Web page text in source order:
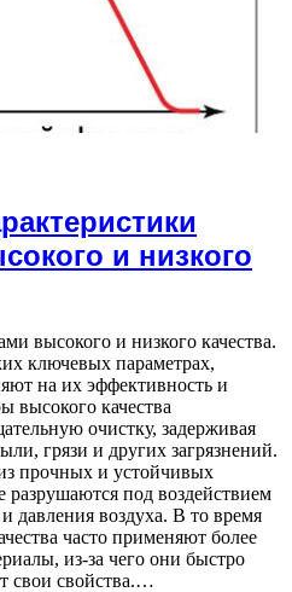
и низкого
высокого и низкого качества.
ключевых параметрах,
на их эффективность и
высокого качества
очистку, задерживая
грязи и других загрязнений.
прочных и устойчивых
разрушаются под воздействием
давления воздуха. В то время
часто применяют более
из-за чего они быстро
свои свойства.…